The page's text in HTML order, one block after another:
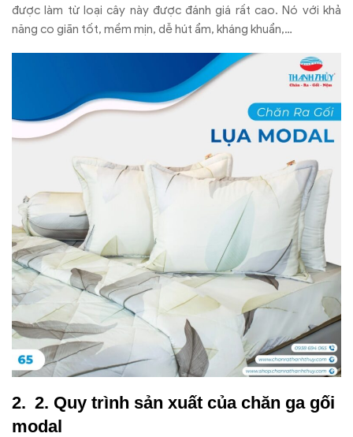
được làm từ loại cây này được đánh giá rất cao. Nó với khả
năng co giãn tốt, mềm mịn, dễ hút ẩm, kháng khuẩn,…
2. Quy trình sản xuất của chăn ga gối
modal